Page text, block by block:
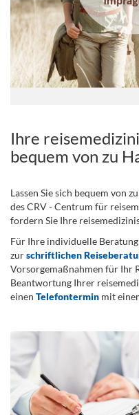
Ihre
bequem von zu
Lassen Sie sich bequem von
des CRV - Centrum für
fordern Sie Ihre
Für Ihre individuelle
zurschriftlichen
Vorsorgemaßnahmen für Ihr
Beantwortung Ihrer
einen Telefontermin mit